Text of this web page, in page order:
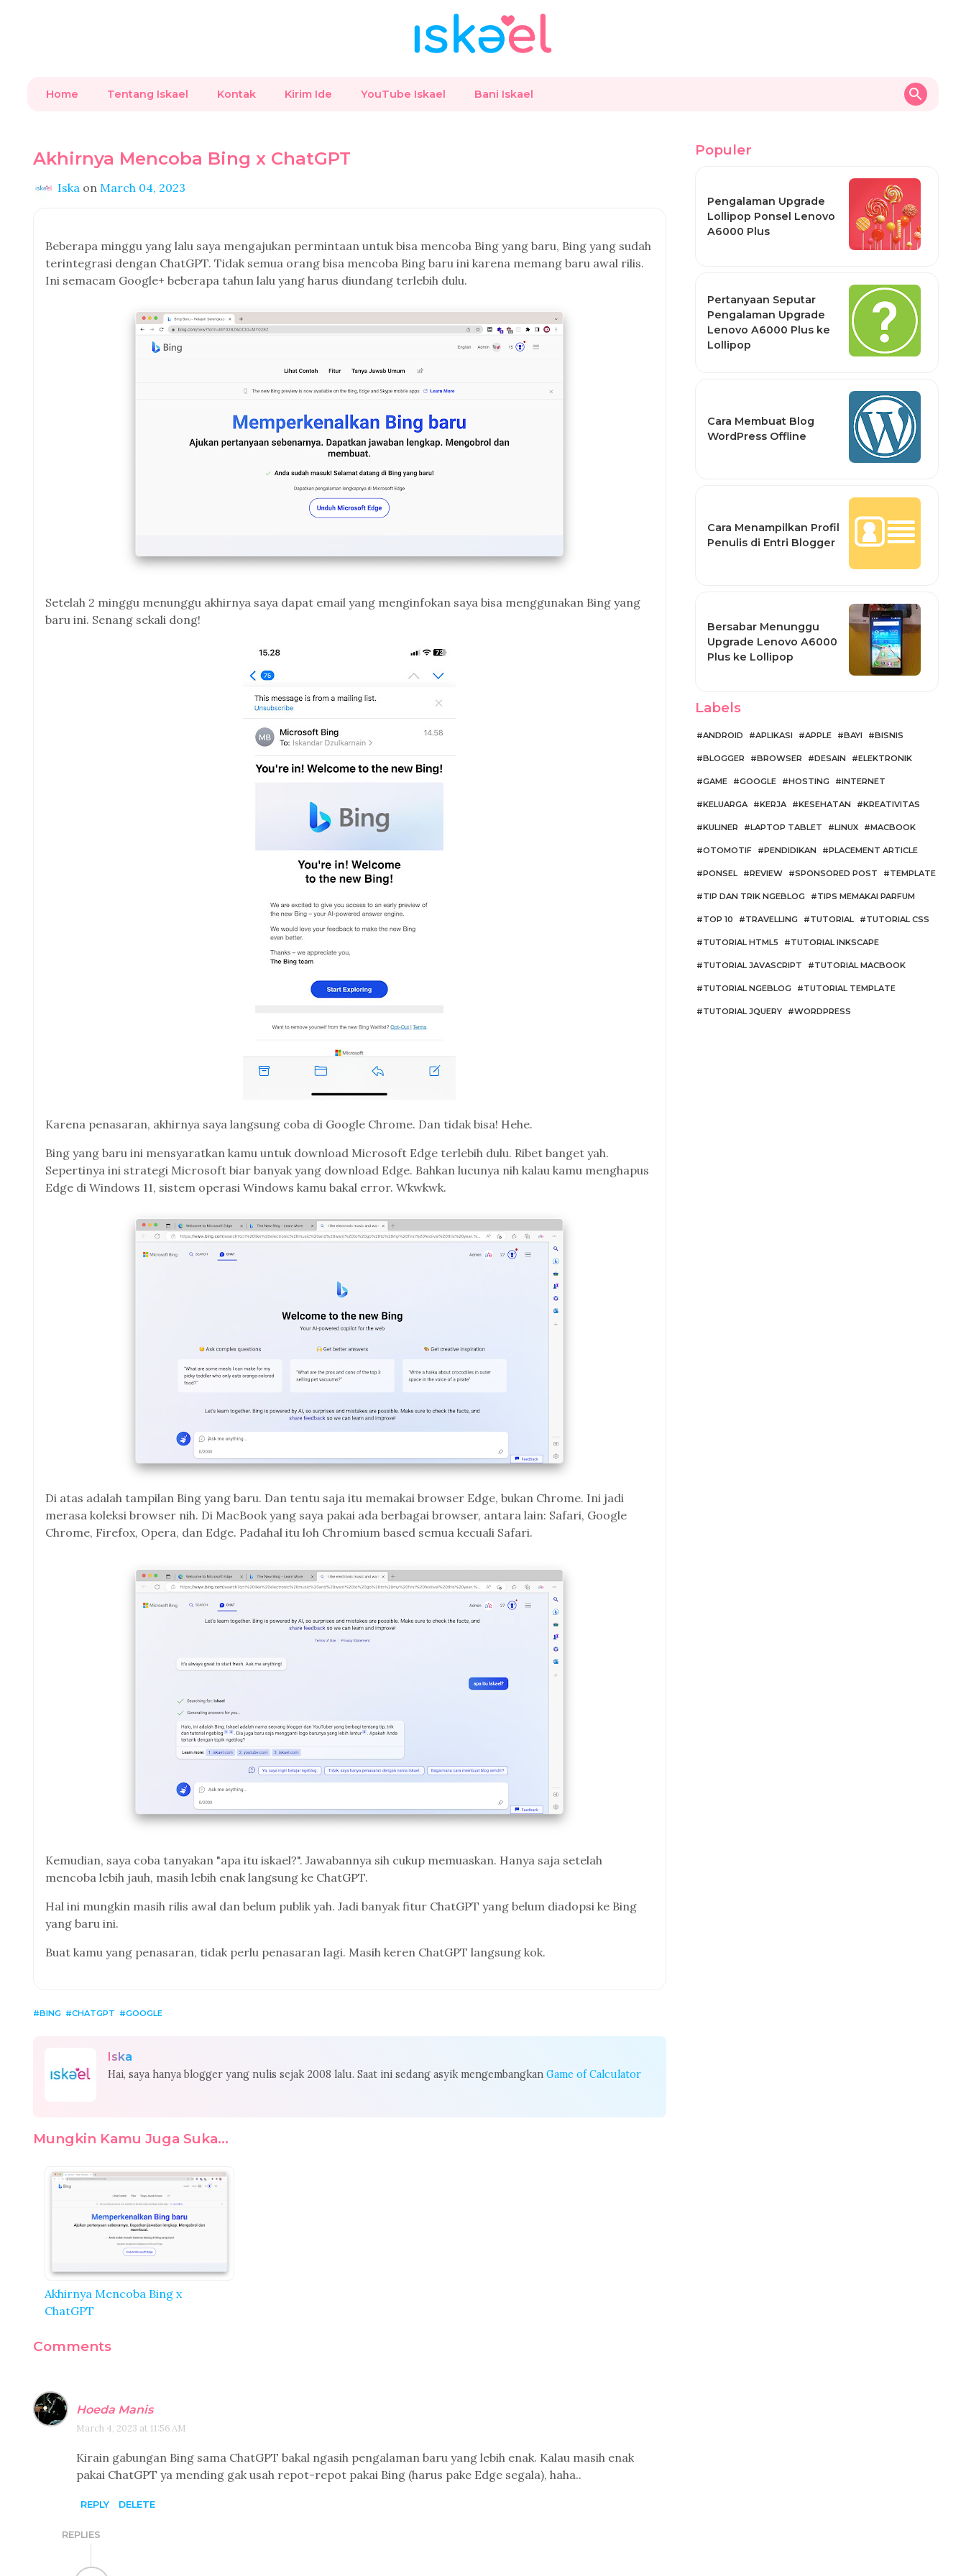
Home Tentang Iskael Kontak Kirim Ide YouTube Iskael Bani Iskael
Akhirnya Mencoba Bing x ChatGPT
Iska on March 04, 2023
Beberapa minggu yang lalu saya mengajukan permintaan untuk bisa mencoba Bing yang baru, Bing yang sudah
terintegrasi dengan ChatGPT. Tidak semua orang bisa mencoba Bing baru ini karena memang baru awal rilis.
Ini semacam Google+ beberapa tahun lalu yang harus diundang terlebih dulu.
Setelah 2 minggu menunggu akhirnya saya dapat email yang menginfokan saya bisa menggunakan Bing yang
baru ini. Senang sekali dong!
Karena penasaran, akhirnya saya langsung coba di Google Chrome. Dan tidak bisa! Hehe.
Bing yang baru ini mensyaratkan kamu untuk download Microsoft Edge terlebih dulu. Ribet banget yah.
Sepertinya ini strategi Microsoft biar banyak yang download Edge. Bahkan lucunya nih kalau kamu menghapus
Edge di Windows 11, sistem operasi Windows kamu bakal error. Wkwkwk.
Di atas adalah tampilan Bing yang baru. Dan tentu saja itu memakai browser Edge, bukan Chrome. Ini jadi
merasa koleksi browser nih. Di MacBook yang saya pakai ada berbagai browser, antara lain: Safari, Google
Chrome, Firefox, Opera, dan Edge. Padahal itu loh Chromium based semua kecuali Safari.
Kemudian, saya coba tanyakan "apa itu iskael?". Jawabannya sih cukup memuaskan. Hanya saja setelah
mencoba lebih jauh, masih lebih enak langsung ke ChatGPT.
Hal ini mungkin masih rilis awal dan belum publik yah. Jadi banyak fitur ChatGPT yang belum diadopsi ke Bing
yang baru ini.
Buat kamu yang penasaran, tidak perlu penasaran lagi. Masih keren ChatGPT langsung kok.
BING CHATGPT GOOGLE
Iska
Hai, saya hanya blogger yang nulis sejak 2008 lalu. Saat ini sedang asyik mengembangkan Game of Calculator
Mungkin Kamu Juga Suka...
Akhirnya Mencoba Bing x
ChatGPT
Comments
Hoeda Manis
March 4, 2023 at 11:56 AM
Kirain gabungan Bing sama ChatGPT bakal ngasih pengalaman baru yang lebih enak. Kalau masih enak
pakai ChatGPT ya mending gak usah repot-repot pakai Bing (harus pake Edge segala), haha..
REPLY DELETE
REPLIES
Populer
Pengalaman Upgrade
Lollipop Ponsel Lenovo
A6000 Plus
Pertanyaan Seputar
Pengalaman Upgrade
Lenovo A6000 Plus ke
Lollipop
Cara Membuat Blog
WordPress Offline
Cara Menampilkan Profil
Penulis di Entri Blogger
Bersabar Menunggu
Upgrade Lenovo A6000
Plus ke Lollipop
Labels
ANDROID APLIKASI APPLE BAYI BISNIS
BLOGGER BROWSER DESAIN ELEKTRONIK
GAME GOOGLE HOSTING INTERNET
KELUARGA KERJA KESEHATAN KREATIVITAS
KULINER LAPTOP TABLET LINUX MACBOOK
OTOMOTIF PENDIDIKAN PLACEMENT ARTICLE
PONSEL REVIEW SPONSORED POST TEMPLATE
TIP DAN TRIK NGEBLOG TIPS MEMAKAI PARFUM
TOP 10 TRAVELLING TUTORIAL TUTORIAL CSS
TUTORIAL HTML5 TUTORIAL INKSCAPE
TUTORIAL JAVASCRIPT TUTORIAL MACBOOK
TUTORIAL NGEBLOG TUTORIAL TEMPLATE
TUTORIAL JQUERY WORDPRESS